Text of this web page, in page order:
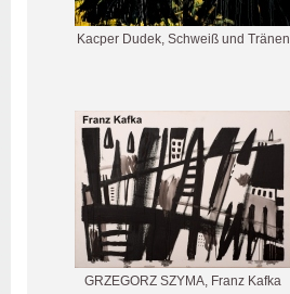
Kacper Dudek, Schweiß und Tränen
GRZEGORZ SZYMA, Franz Kafka